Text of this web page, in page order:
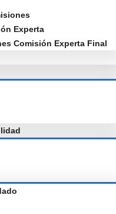
Experta
Comisión Experta Final